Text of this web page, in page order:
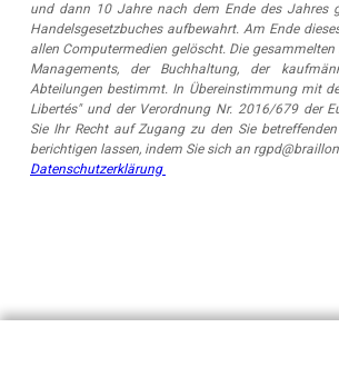
und dann 10 Jahre nach dem Ende des Jahres
Handelsgesetzbuches aufbewahrt. Am Ende
allen Computermedien gelöscht. Die
Managements, der Buchhaltung, der
Abteilungen bestimmt. In Übereinstimmung mit
Libertés" und der Verordnung Nr. 2016/679 der
Sie Ihr Recht auf Zugang zu den Sie
berichtigen lassen, indem Sie sich an
Datenschutzerklärung